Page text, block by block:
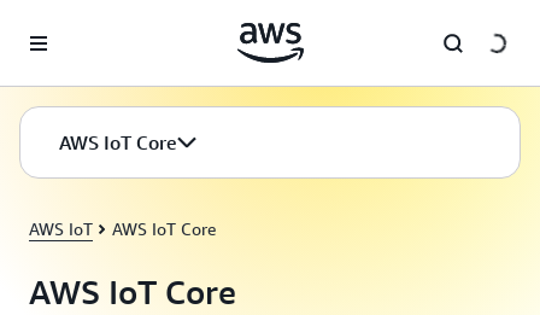
AWS IoT Core
AWS IoT AWS IoT Core
AWS IoT Core